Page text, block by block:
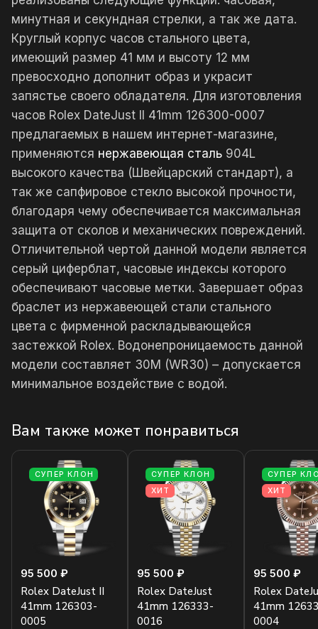
минутная и секундная стрелки, а так же дата.
Круглый корпус часов стального цвета,
имеющий размер 41 мм и высоту 12 мм
превосходно дополнит образ и украсит
запястье своего обладателя. Для изготовления
часов Rolex DateJust II 41mm 126300-0007
предлагаемых в нашем интернет-магазине,
применяются нержавеющая сталь 904L
высокого качества (Швейцарский стандарт), а
так же сапфировое стекло высокой прочности,
благодаря чему обеспечивается максимальная
защита от сколов и механических повреждений.
Отличительной чертой данной модели является
серый циферблат, часовые индексы которого
обеспечивают часовые метки. Завершает образ
браслет из нержавеющей стали стального
цвета с фирменной раскладывающейся
застежкой Rolex. Водонепроницаемость данной
модели составляет 30М (WR30) – допускается
минимальное воздействие с водой.
Вам также может понравиться
СУПЕР КЛОН
95 500 ₽
Rolex DateJust II
41mm 126303-
0005
СУПЕР КЛОН
ХИТ
95 500 ₽
Rolex DateJust
41mm 126333-
0016
СУПЕР
ХИТ
95 500 ₽
Rolex
41mm
0004